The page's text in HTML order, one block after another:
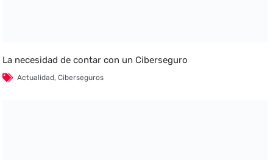
La necesidad de contar con un Ciberseguro
Actualidad,Ciberseguros